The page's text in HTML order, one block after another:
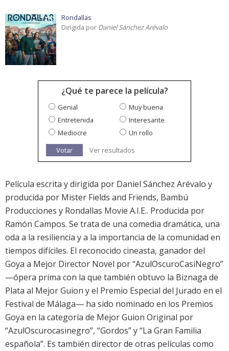
Rondallas
Dirigida por Daniel Sánchez Arévalo
¿Qué te parece la película?
Genial
Muy buena
Entretenida
Interesante
Mediocre
Un rollo
Votar
Ver resultados
Película escrita y dirigida por Daniel Sánchez Arévalo y
producida por Mister Fields and Friends, Bambú
Producciones y Rondallas Movie A.I.E.. Producida por
Ramón Campos. Se trata de una comedia dramática, una
oda a la resiliencia y a la importancia de la comunidad en
tiempos difíciles. El reconocido cineasta, ganador del
Goya a Mejor Director Novel por “AzulOscuroCasiNegro”
—ópera prima con la que también obtuvo la Biznaga de
Plata al Mejor Guion y el Premio Especial del Jurado en el
Festival de Málaga— ha sido nominado en los Premios
Goya en la categoría de Mejor Guion Original por
“AzulOscurocasinegro”, “Gordos” y “La Gran Familia
española”. Es también director de otras películas como